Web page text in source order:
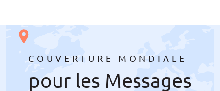
COUVERTURE MONDIALE
pour les Messages